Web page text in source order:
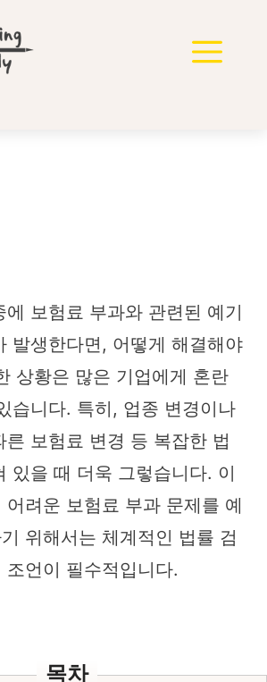
메
에 보험료 부과와 관련된 예기
발생한다면, 어떻게 해결해야
상황은 많은 기업에게 혼란
습니다. 특히, 업종 변경이나
른 보험료 변경 등 복잡한 법
있을 때 더욱 그렇습니다. 이
어려운 보험료 부과 문제를 예
위해서는 체계적인 법률 검
조언이 필수적입니다.
목차